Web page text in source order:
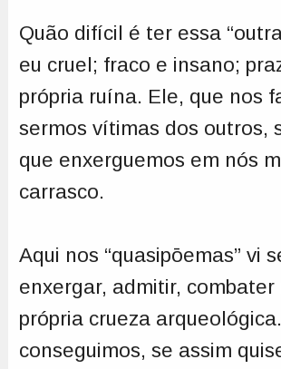
Quão difícil é ter essa
eu cruel; fraco e insano;
própria ruína. Ele, que nos
sermos vítimas dos outros,
que enxerguemos em nós
carrasco.
Aqui nos “quasipōemas” vi
enxergar, admitir, combater
própria crueza
conseguimos, se assim